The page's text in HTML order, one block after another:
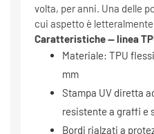
volta, per anni. Una delle
cui aspetto è
Caratteristiche — linea
Materiale: TPU
mm
Stampa UV diretta
resistente a graffi e
Bordi rialzati a